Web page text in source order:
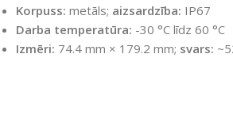
Korpuss: metāls; aizsardzība: IP67
Darba temperatūra: -30 °C līdz 60 °C
Izmēri: 74.4 mm × 179.2 mm; svars: